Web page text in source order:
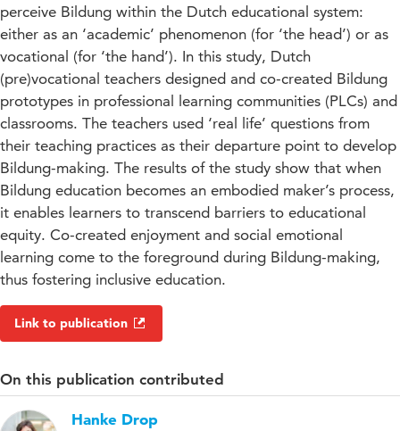
perceive Bildung within the Dutch educational system:
either as an ‘academic’ phenomenon (for ‘the head’) or as
vocational (for ‘the hand’). In this study, Dutch
(pre)vocational teachers designed and co-created Bildung
prototypes in professional learning communities (PLCs) and
classrooms. The teachers used ‘real life’ questions from
their teaching practices as their departure point to develop
Bildung-making. The results of the study show that when
Bildung education becomes an embodied maker’s process,
it enables learners to transcend barriers to educational
equity. Co-created enjoyment and social emotional
learning come to the foreground during Bildung-making,
thus fostering inclusive education.
Link to publication
On this publication contributed
Hanke Drop